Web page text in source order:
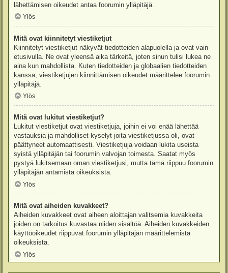
lähettämisen oikeudet antaa foorumin ylläpitäjä.
Ylös
Mitä ovat kiinnitetyt viestiketjut
Kiinnitetyt viestiketjut näkyvät tiedotteiden alapuolella ja ovat vain
etusivulla. Ne ovat yleensä aika tärkeitä, joten sinun tulisi lukea ne
aina kun mahdollista. Kuten tiedotteiden ja globaalien tiedotteiden
kanssa, viestiketjujen kiinnittämisen oikeudet määrittelee foorumin
ylläpitäjä.
Ylös
Mitä ovat lukitut viestiketjut?
Lukitut viestiketjut ovat viestiketjuja, joihin ei voi enää lähettää
vastauksia ja mahdolliset kyselyt joita viestiketjussa oli, ovat
päättyneet automaattisesti. Viestiketjuja voidaan lukita useista
syistä ylläpitäjän tai foorumin valvojan toimesta. Saatat myös
pystyä lukitsemaan oman viestiketjusi, mutta tämä riippuu foorumin
ylläpitäjän antamista oikeuksista.
Ylös
Mitä ovat aiheiden kuvakkeet?
Aiheiden kuvakkeet ovat aiheen aloittajan valitsemia kuvakkeita
joiden on tarkoitus kuvastaa niiden sisältöä. Aiheiden kuvakkeiden
käyttöoikeudet riippuvat foorumin ylläpitäjän määrittelemistä
oikeuksista.
Ylös